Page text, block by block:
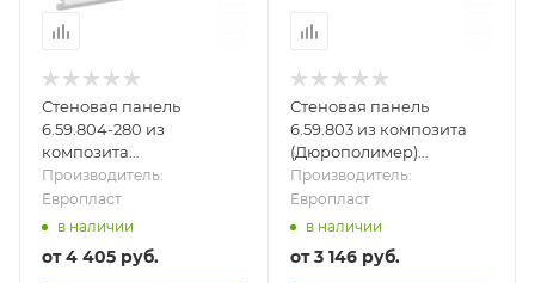
Стеновая панель
6.59.804-280 из
композита
(Дюрополимер)
Европласт - 3D панель
Производитель:
Европласт
в наличии
от4 405 руб.
Стеновая панель
6.59.803 из композита
(Дюрополимер)
Европласт - 3D панель
Производитель:
Европласт
в наличии
от3 146 руб.